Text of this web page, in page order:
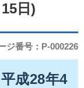
日)
ジ番号：P-000226
成28年4